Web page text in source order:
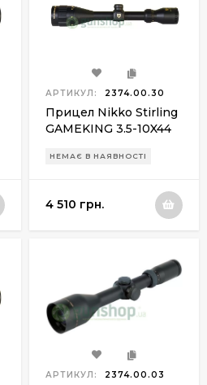
АРТИКУЛ: 2374.00.30
Прицел Nikko Stirling
GAMEKING 3.5-10X44
НЕМАЄ В НАЯВНОСТІ
4 510 грн.
АРТИКУЛ: 2374.00.03